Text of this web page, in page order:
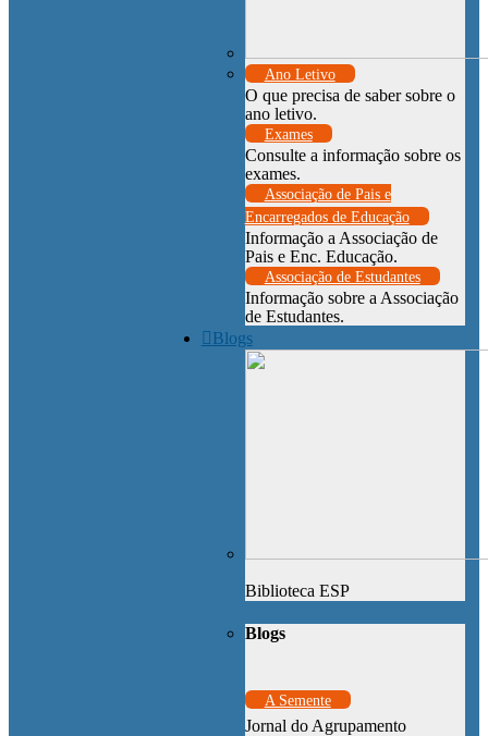
Ano Letivo
O que precisa de saber sobre o
ano letivo.
Exames
Consulte a informação sobre os
exames.
Associação de Pais e
Encarregados de Educação
Informação a Associação de
Pais e Enc. Educação.
Associação de Estudantes
Informação sobre a Associação
de Estudantes.
Blogs
Biblioteca ESP
Blogs
A Semente
Jornal do Agrupamento